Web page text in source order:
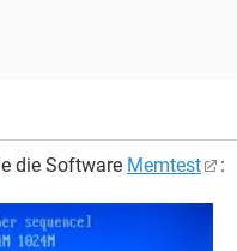
die Software Memtest :